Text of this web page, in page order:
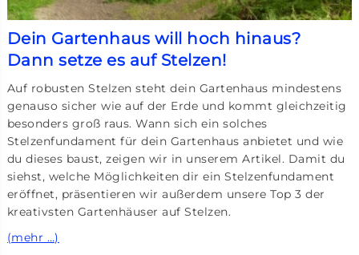
Dein Gartenhaus will hoch hinaus?
Dann setze es auf Stelzen!
Auf robusten Stelzen steht dein Gartenhaus mindestens
genauso sicher wie auf der Erde und kommt gleichzeitig
besonders groß raus. Wann sich ein solches
Stelzenfundament für dein Gartenhaus anbietet und wie
du dieses baust, zeigen wir in unserem Artikel. Damit du
siehst, welche Möglichkeiten dir ein Stelzenfundament
eröffnet, präsentieren wir außerdem unsere Top 3 der
kreativsten Gartenhäuser auf Stelzen.
(mehr …)